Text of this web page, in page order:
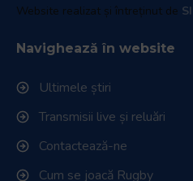
Website realizat și întreținut de
Navighează în website
Ultimele știri
Transmisii live și reluări
Contactează-ne
Cum se joacă Rugby